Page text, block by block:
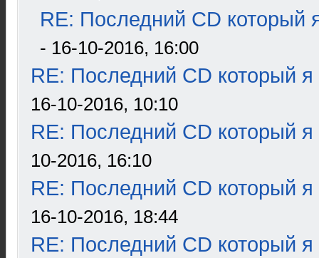
RE: Последний CD который
- 16-10-2016, 16:00
RE: Последний CD который я
16-10-2016, 10:10
RE: Последний CD который я
10-2016, 16:10
RE: Последний CD который я
16-10-2016, 18:44
RE: Последний CD который я